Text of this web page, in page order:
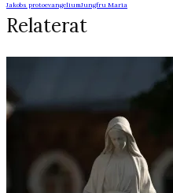
Jakobs protoevangeliumJungfru Maria
Relaterat